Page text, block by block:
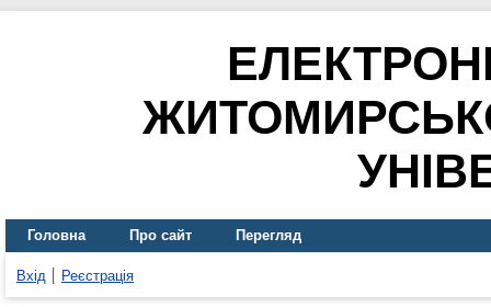
Головна Про сайт Перегляд
Вхід Реєстрація